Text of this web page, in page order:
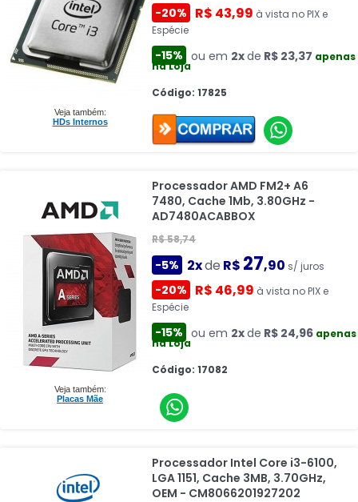
Veja também:
HDs Internos
-20% R$ 43,99 à vista no PIX e
Espécie
-15% ou em 2xde R$ 23,37 apenas
na Loja
Código: 17825
Veja também:
Placas Mãe
Processador AMD FM2+ A6
7480, Cache 1Mb, 3.80GHz -
AD7480ACABBOX
R$ 58,74
-5% 2xde R$ 27,90 s/ juros
-20% R$ 46,99 à vista no PIX e
Espécie
-15% ou em 2xde R$ 24,96 apenas
na Loja
Código: 17082
Processador Intel Core i3-6100,
LGA 1151, Cache 3MB, 3.70GHz,
OEM - CM8066201927202